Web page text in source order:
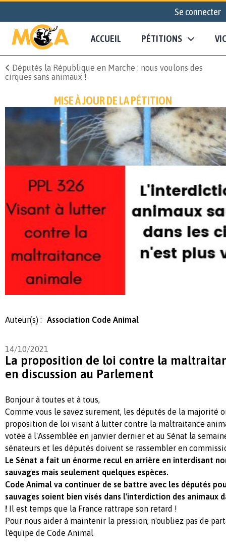
Se connecter
ACCUEIL PÉTITIONS
Députés la République en Marche : nous voulons des
cirques sans animaux !
MISE À JOUR DE LA PÉTITION
Auteur(s) : Association Code Animal
14/10/2021
La proposition de loi contre la
en discussion au Parlement
Bonjour à toutes et à tous,
Comme vous le savez surement, les députés de la majorité
proposition de loi visant à lutter contre la maltraitance
votée à l'Assemblée en janvier dernier et au Sénat la
sénateurs et les députés doivent se rassembler en
Le Sénat a fait un énorme recul en arrière en interdisant
sauvages mais seulement quelques espèces.
Code Animal va continuer de se battre avec les députés
sauvages soient bien visés dans l'interdiction des animaux
! Il est temps que la France rattrape son retard !
Pour nous aider à maintenir la pression, n'oubliez pas de
l'équipe de Code Animal